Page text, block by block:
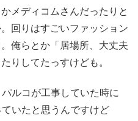
メディコムさんだったりと
回りはすごいファッション
俺らとか「居場所、大丈夫
りしてたっすけども。
ルコが工事していた時に
いたと思うんですけど